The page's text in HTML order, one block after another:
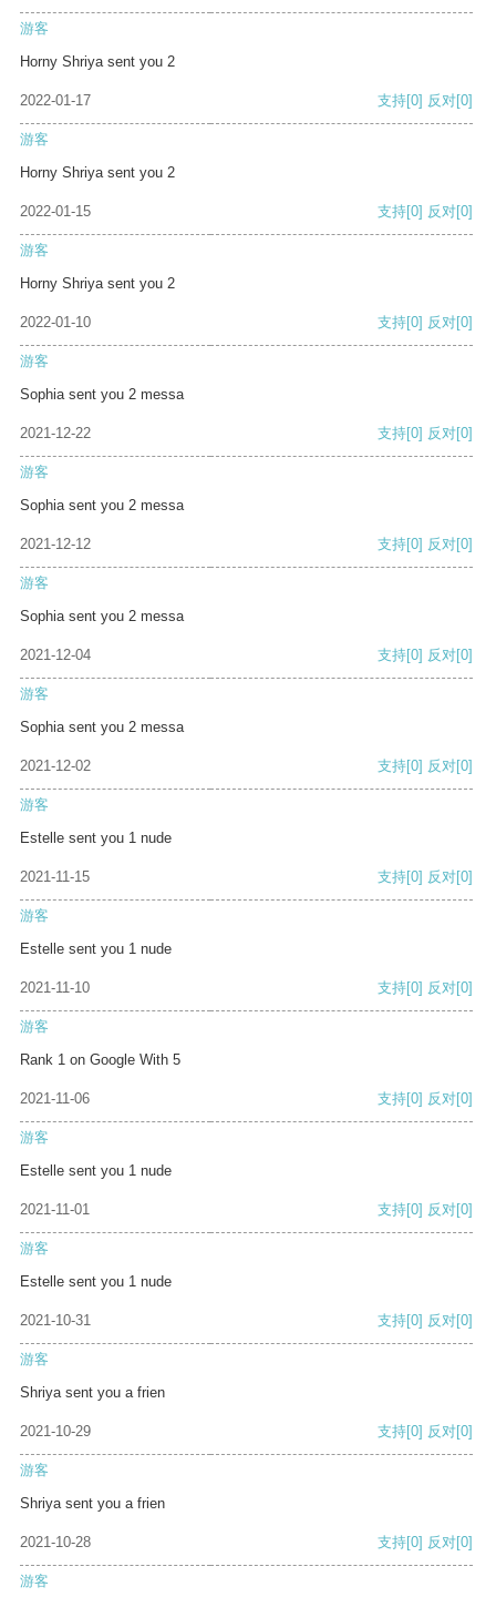
游客
Horny Shriya sent you 2
2022-01-17 支持[0] 反对[0]
游客
Horny Shriya sent you 2
2022-01-15 支持[0] 反对[0]
游客
Horny Shriya sent you 2
2022-01-10 支持[0] 反对[0]
游客
Sophia sent you 2 messa
2021-12-22 支持[0] 反对[0]
游客
Sophia sent you 2 messa
2021-12-12 支持[0] 反对[0]
游客
Sophia sent you 2 messa
2021-12-04 支持[0] 反对[0]
游客
Sophia sent you 2 messa
2021-12-02 支持[0] 反对[0]
游客
Estelle sent you 1 nude
2021-11-15 支持[0] 反对[0]
游客
Estelle sent you 1 nude
2021-11-10 支持[0] 反对[0]
游客
Rank 1 on Google With 5
2021-11-06 支持[0] 反对[0]
游客
Estelle sent you 1 nude
2021-11-01 支持[0] 反对[0]
游客
Estelle sent you 1 nude
2021-10-31 支持[0] 反对[0]
游客
Shriya sent you a frien
2021-10-29 支持[0] 反对[0]
游客
Shriya sent you a frien
2021-10-28 支持[0] 反对[0]
游客